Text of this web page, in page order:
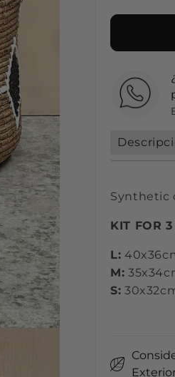
Synthetic
KIT FOR
L:
M:
S: